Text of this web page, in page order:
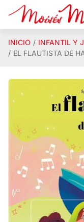
Saltar al contenido
INICIO INFANTIL Y
EL FLAUTISTA DE